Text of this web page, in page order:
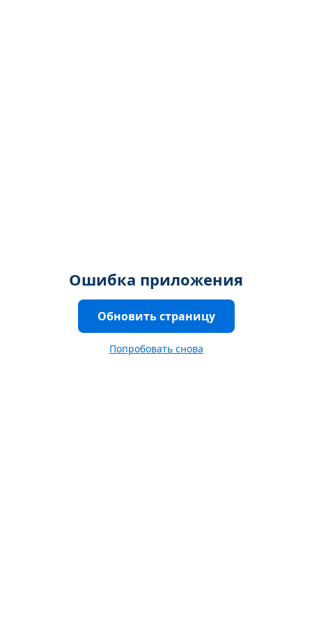
Ошибка приложения
Обновить страницу
Попробовать снова